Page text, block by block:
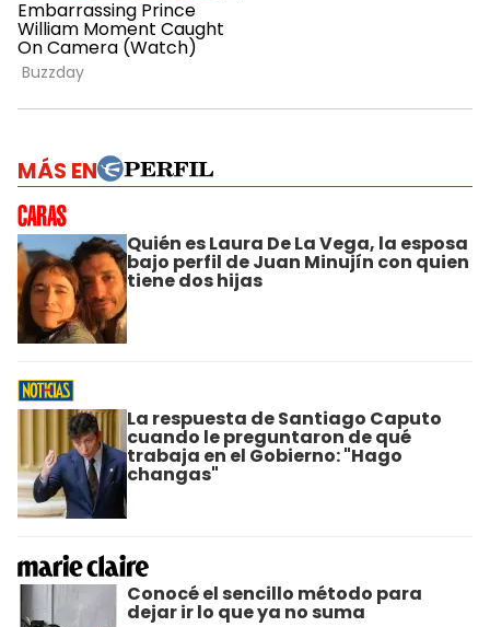
MÁS EN
Quién es Laura De La Vega, la esposa
bajo perfil de Juan Minujín con quien
tiene dos hijas
La respuesta de Santiago Caputo
cuando le preguntaron de qué
trabaja en el Gobierno: "Hago
changas"
Conocé el sencillo método para
dejar ir lo que ya no suma